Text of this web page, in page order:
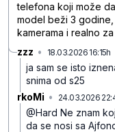
telefona koji može
model beži 3
kamerama i realno
zzz • 18.03.2026 16:15h
ja sam se isto
snima od s25
rkoMi • 24.03.2026
@Hard Ne znam
da se nosi sa